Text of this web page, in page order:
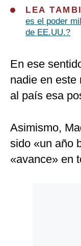
LEA
es el poder
de EE.UU.?
En ese
nadie en este
al país esa
Asimismo,
sido «un año
«avance» en